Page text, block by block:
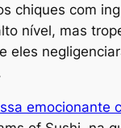
chiques com
nível, mas
eles
emocionante